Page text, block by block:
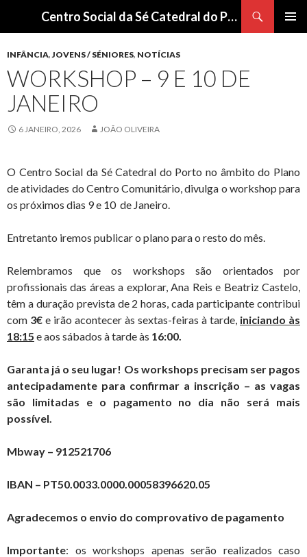
Centro Social da Sé Catedral do Porto
O
CONTEÚDO
INFÂNCIA,JOVENS / SÉNIORES, NOTÍCIAS
WORKSHOP – 9 E 10 DE
JANEIRO
6 JANEIRO, 2026 JOÃO OLIVEIRA
O Centro Social da Sé Catedral do Porto no âmbito do Plano
de atividades do Centro Comunitário, divulga o workshop para
os próximos dias 9 e 10 de Janeiro.
Entretanto iremos publicar o plano para o resto do mês.
Relembramos que os workshops são orientados por
profissionais das áreas a explorar, Ana Reis e Beatriz Castelo,
têm a duração prevista de 2 horas, cada participante contribui
com 3€ e irão acontecer às sextas-feiras à tarde, iniciando às
18:15 e aos sábados à tarde às 16:00.
Garanta já o seu lugar! Os workshops precisam ser pagos
antecipadamente para confirmar a inscrição – as vagas
são limitadas e o pagamento no dia não será mais
possível.
Mbway – 912521706
IBAN – PT50.0033.0000.00058396620.05
Agradecemos o envio do comprovativo de pagamento
Importante: os workshops apenas serão realizados caso